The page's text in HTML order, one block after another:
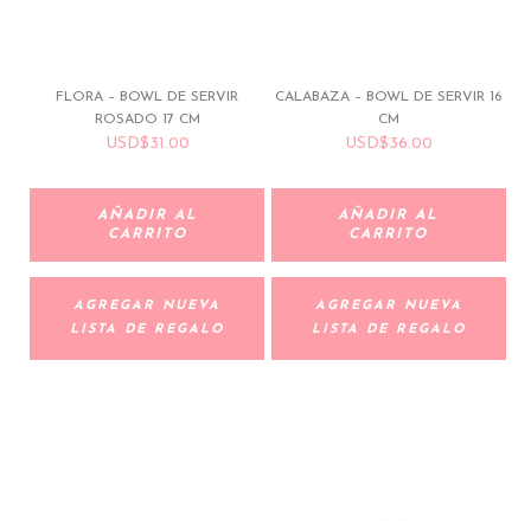
FLORA – BOWL DE SERVIR
ROSADO 17 CM
USD$31.00
AÑADIR AL
CARRITO
AGREGAR NUEVA
LISTA DE REGALO
CALABAZA – BOWL DE SERVIR 16
CM
USD$36.00
AÑADIR AL
CARRITO
AGREGAR NUEVA
LISTA DE REGALO